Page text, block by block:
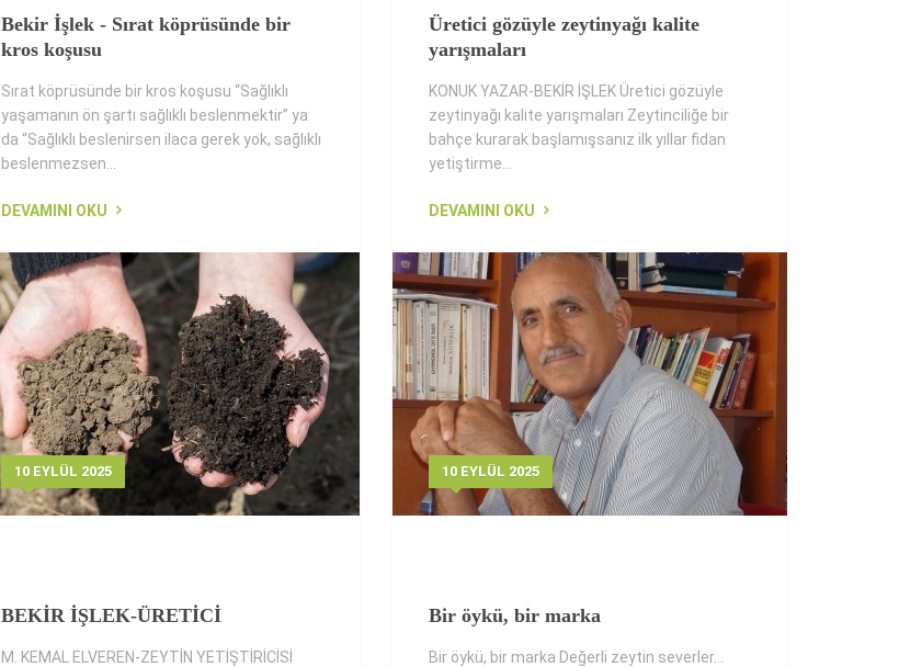
Bekir İşlek - Sırat köprüsünde bir
kros koşusu
Sırat köprüsünde bir kros koşusu “Sağlıklı
yaşamanın ön şartı sağlıklı beslenmektir” ya
da “Sağlıklı beslenirsen ilaca gerek yok, sağlıklı
beslenmezsen...
DEVAMINI OKU
Üretici gözüyle zeytinyağı kalite
yarışmaları
KONUK YAZAR-BEKİR İŞLEK Üretici gözüyle
zeytinyağı kalite yarışmaları Zeytinciliğe bir
bahçe kurarak başlamışsanız ilk yıllar fidan
yetiştirme...
DEVAMINI OKU
10 EYLÜL 2025
BEKİR İŞLEK-ÜRETİCİ
M. KEMAL ELVEREN-ZEYTİN YETİŞTİRİCİSİ
10 EYLÜL 2025
Bir öykü, bir marka
Bir öykü, bir marka Değerli zeytin severler...